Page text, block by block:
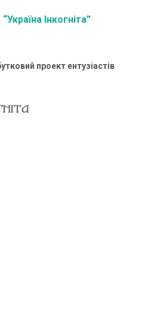
Інкогніта”
проект ентузіастів